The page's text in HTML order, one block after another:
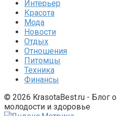
Интерьер
Красота
Мода
Новости
Отдых
Отношения
Питомцы
Техника
Финансы
© 2026 KrasotaBest.ru - Блог
молодости и здоровье